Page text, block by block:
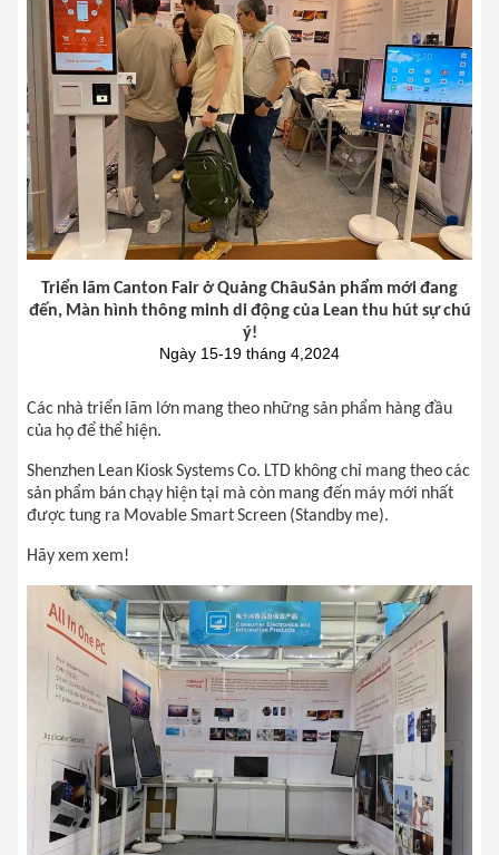
Triển lãm Canton Fair ở Quảng ChâuSản phẩm mới đang
đến, Màn hình thông minh di động của Lean thu hút sự chú
ý!
Ngày 15-19 tháng 4,2024
Các nhà triển lãm lớn mang theo những sản phẩm hàng đầu
của họ để thể hiện.
Shenzhen Lean Kiosk Systems Co. LTD không chỉ mang theo các
sản phẩm bán chạy hiện tại mà còn mang đến máy mới nhất
được tung ra Movable Smart Screen (Standby me).
Hãy xem xem!